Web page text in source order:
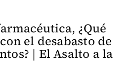
¿Qué
el desabasto de
| El Asalto a la